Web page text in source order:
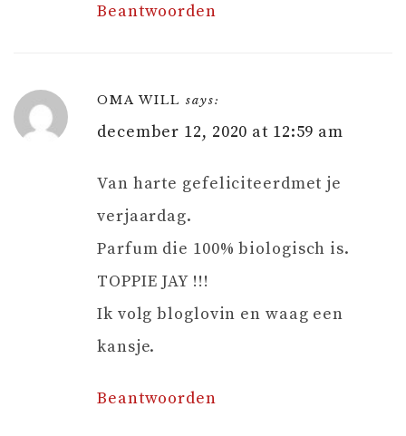
Beantwoorden
OMA WILL says:
december 12, 2020 at 12:59 am
Van harte gefeliciteerdmet je
verjaardag.
Parfum die 100% biologisch is.
TOPPIE JAY !!!
Ik volg bloglovin en waag een
kansje.
Beantwoorden